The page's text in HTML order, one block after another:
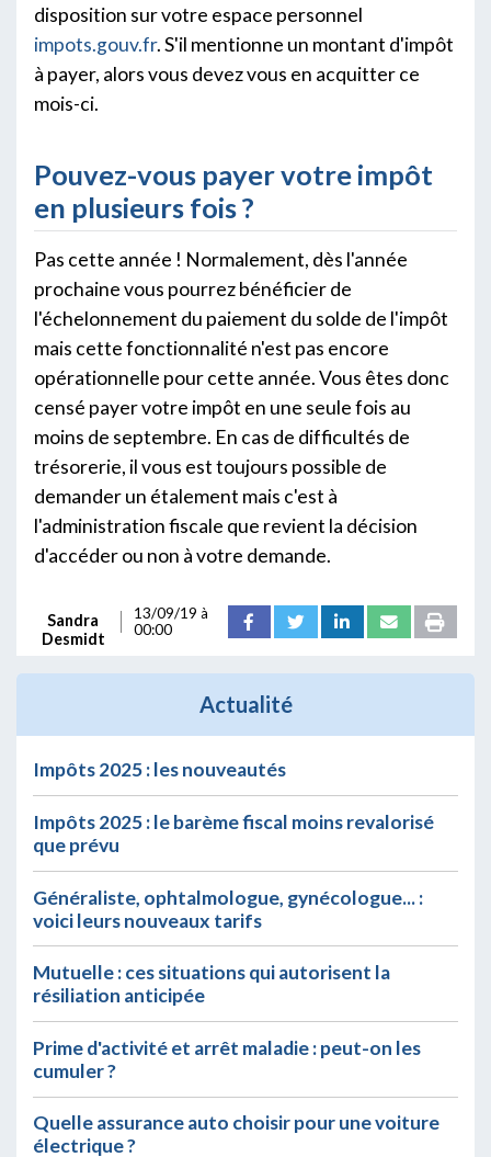
disposition sur votre espace personnel
impots.gouv.fr. S'il mentionne un montant d'impôt
à payer, alors vous devez vous en acquitter ce
mois-ci.
Pouvez-vous payer votre impôt
en plusieurs fois ?
Pas cette année ! Normalement, dès l'année
prochaine vous pourrez bénéficier de
l'échelonnement du paiement du solde de l'impôt
mais cette fonctionnalité n'est pas encore
opérationnelle pour cette année. Vous êtes donc
censé payer votre impôt en une seule fois au
moins de septembre. En cas de difficultés de
trésorerie, il vous est toujours possible de
demander un étalement mais c'est à
l'administration fiscale que revient la décision
d'accéder ou non à votre demande.
Sandra
Desmidt
13/09/19 à
00:00
Actualité
Impôts 2025 : les nouveautés
Impôts 2025 : le barème fiscal moins revalorisé
que prévu
Généraliste, ophtalmologue, gynécologue... :
voici leurs nouveaux tarifs
Mutuelle : ces situations qui autorisent la
résiliation anticipée
Prime d'activité et arrêt maladie : peut-on les
cumuler ?
Quelle assurance auto choisir pour une voiture
électrique ?